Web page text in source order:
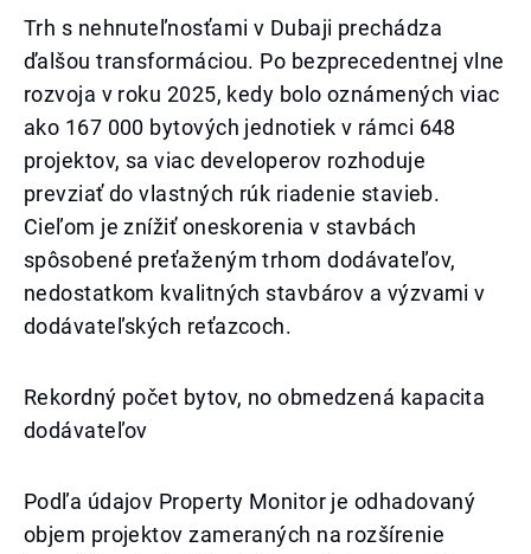
Trh s nehnuteľnosťami v Dubaji prechádza
ďalšou transformáciou. Po bezprecedentnej vlne
rozvoja v roku 2025, kedy bolo oznámených viac
ako 167 000 bytových jednotiek v rámci 648
projektov, sa viac developerov rozhoduje
prevziať do vlastných rúk riadenie stavieb.
Cieľom je znížiť oneskorenia v stavbách
spôsobené preťaženým trhom dodávateľov,
nedostatkom kvalitných stavbárov a výzvami v
dodávateľských reťazcoch.
Rekordný počet bytov, no obmedzená kapacita
dodávateľov
Podľa údajov Property Monitor je odhadovaný
objem projektov zameraných na rozšírenie